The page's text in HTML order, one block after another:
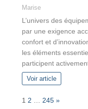
Marise
L’univers des
par une exigence
confort et
les éléments
participent
Voir article
P1 2 245 N
»